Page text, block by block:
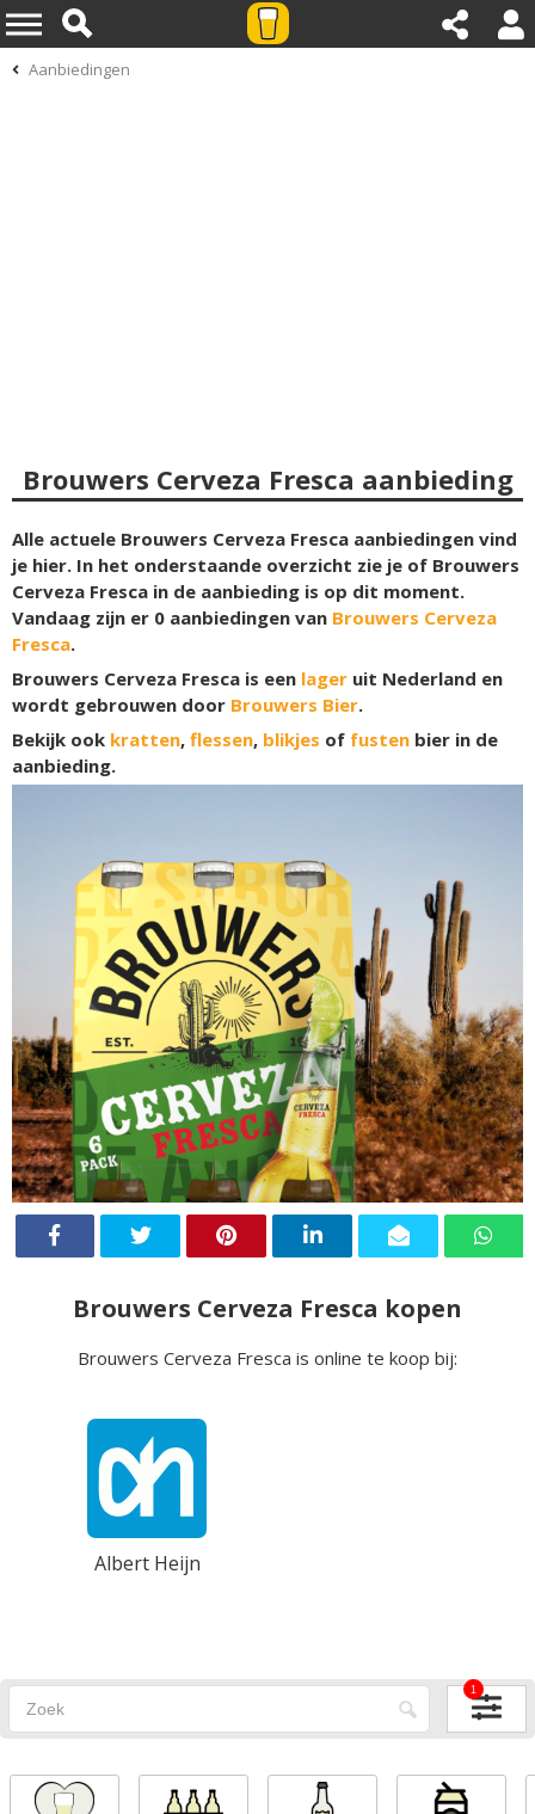
Aanbiedingen
Brouwers Cerveza Fresca aanbieding
Alle actuele Brouwers Cerveza Fresca aanbiedingen vind
je hier. In het onderstaande overzicht zie je of Brouwers
Cerveza Fresca in de aanbieding is op dit moment.
Vandaag zijn er 0 aanbiedingen van Brouwers Cerveza
Fresca.
Brouwers Cerveza Fresca is een lager uit Nederland en
wordt gebrouwen door Brouwers Bier.
Bekijk ook kratten, flessen, blikjes of fusten bier in de
aanbieding.
Brouwers Cerveza Fresca kopen
Brouwers Cerveza Fresca is online te koop bij:
Albert Heijn
1